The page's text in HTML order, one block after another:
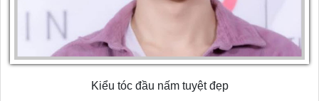
Kiểu tóc đầu nấm tuyệt đẹp